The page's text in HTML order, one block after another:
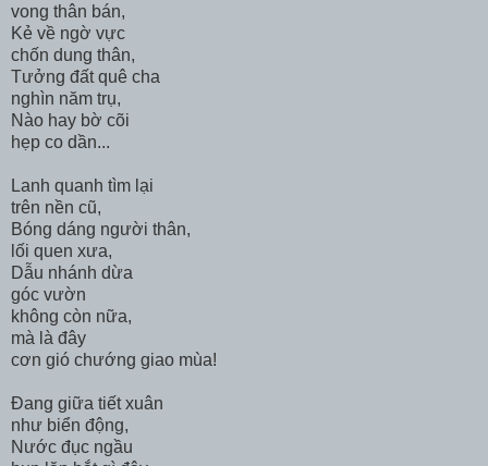
vong thân bán,
Kẻ về ngờ vực
chốn dung thân,
Tưởng đất quê cha
nghìn năm trụ,
Nào hay bờ cõi
hẹp co dần...
Lanh quanh tìm lại
trên nền cũ,
Bóng dáng người thân,
lối quen xưa,
Dẫu nhánh dừa
góc vườn
không còn nữa,
mà là đây
cơn gió chướng giao mùa!
Đang giữa tiết xuân
như biển động,
Nước đục ngầu